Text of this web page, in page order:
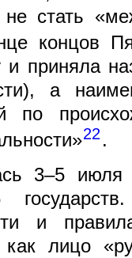
не стать
концов
и приняла
а
по
22 .
3–5
и
как лицо